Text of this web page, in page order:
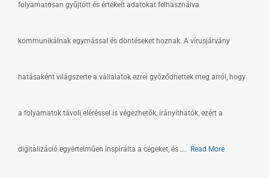
folyamatosan gyűjtött és értékelt adatokat felhasználva
kommunikálnak egymással és döntéseket hoznak. A vírusjárvány
hatásaként világszerte a vállalatok ezrei győződhettek meg arról, hogy
a folyamatok távoli eléréssel is végezhetők, irányíthatók, ezért a
digitalizáció egyértelműen inspirálta a cégeket, és …. Read More